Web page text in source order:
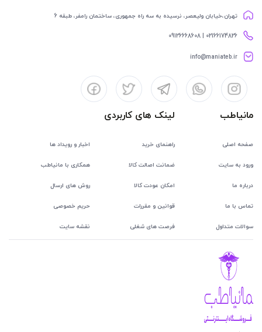
تهران،خیابان ولیعصر، نرسیده به سه راه جمهوری، ساختمان رامفر، طبقه 6
02166174826 | 09126668608
info@maniateb.ir
مانیاطب
صفحه اصلی
ورود به سایت
درباره ما
تماس با ما
سوالات متداول
لینک های کاربردی
راهنمای خرید اخبار و رویداد ها
ضمانت اصالت کالا همکاری با مانیاطب
امکان عودت کالا روش های ارسال
قوانین و مقررات حریم خصوصی
فرصت های شغلی نقشه سایت